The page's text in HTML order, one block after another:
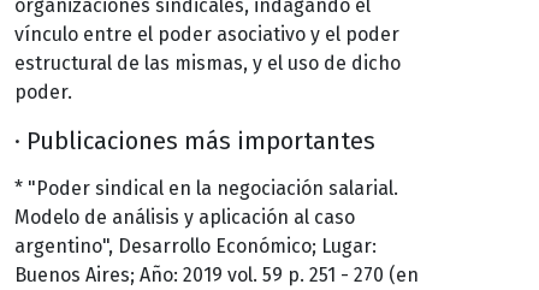
organizaciones sindicales, indagando el
vínculo entre el poder asociativo y el poder
estructural de las mismas, y el uso de dicho
poder.
· Publicaciones más importantes
* "Poder sindical en la negociación salarial.
Modelo de análisis y aplicación al caso
argentino", Desarrollo Económico; Lugar:
Buenos Aires; Año: 2019 vol. 59 p. 251 - 270 (en